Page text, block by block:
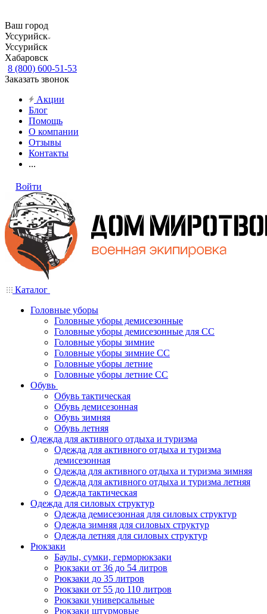
Ваш город
Уссурийск
Уссурийск
Хабаровск
8 (800) 600-51-53
Заказать звонок
Акции
Блог
Помощь
О компании
Отзывы
Контакты
...
Войти
Каталог
Головные уборы
Головные уборы демисезонные
Головные уборы демисезонные для СС
Головные уборы зимние
Головные уборы зимние СС
Головные уборы летние
Головные уборы летние СС
Обувь
Обувь тактическая
Обувь демисезонная
Обувь зимняя
Обувь летняя
Одежда для активного отдыха и туризма
Одежда для активного отдыха и туризма
демисезонная
Одежда для активного отдыха и туризма зимняя
Одежда для активного отдыха и туризма летняя
Одежда тактическая
Одежда для силовых структур
Одежда демисезонная для силовых структур
Одежда зимняя для силовых структур
Одежда летняя для силовых структур
Рюкзаки
Баулы, сумки, герморюкзаки
Рюкзаки от 36 до 54 литров
Рюкзаки до 35 литров
Рюкзаки от 55 до 110 литров
Рюкзаки универсальные
Рюкзаки штурмовые